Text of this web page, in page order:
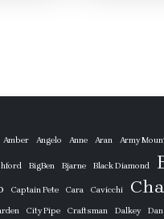
Amber Angelo Anne Aran Army
BigBen Bjarne Black Diamond
Captain Pete Cara Cavicchi
City Pipe Craftsman Dalkey